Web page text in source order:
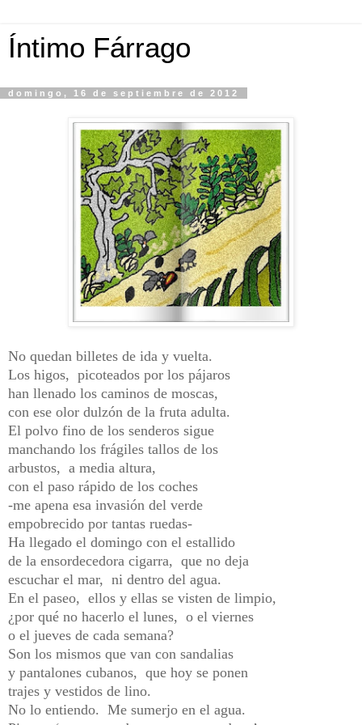
Íntimo Fárrago
domingo, 16 de septiembre de 2012
No quedan billetes de ida y vuelta.
Los higos, picoteados por los pájaros
han llenado los caminos de moscas,
con ese olor dulzón de la fruta adulta.
El polvo fino de los senderos sigue
manchando los frágiles tallos de los
arbustos, a media altura,
con el paso rápido de los coches
-me apena esa invasión del verde
empobrecido por tantas ruedas-
Ha llegado el domingo con el estallido
de la ensordecedora cigarra, que no deja
escuchar el mar, ni dentro del agua.
En el paseo, ellos y ellas se visten de limpio,
¿por qué no hacerlo el lunes, o el viernes
o el jueves de cada semana?
Son los mismos que van con sandalias
y pantalones cubanos, que hoy se ponen
trajes y vestidos de lino.
No lo entiendo. Me sumerjo en el agua.